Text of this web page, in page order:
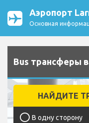
Аэропорт
Основная
Bus трансферы
НАЙДИТЕ
В одну сторону